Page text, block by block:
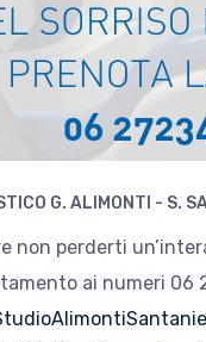
G. ALIMONTI - S.
non perderti
ai numeri